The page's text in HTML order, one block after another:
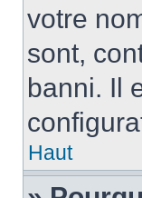
votre
sont,
banni. Il
Haut